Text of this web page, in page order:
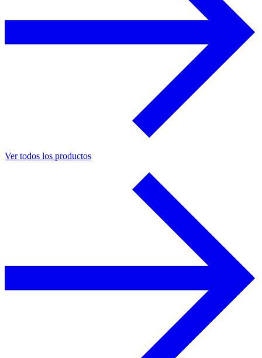
Ver todos los productos